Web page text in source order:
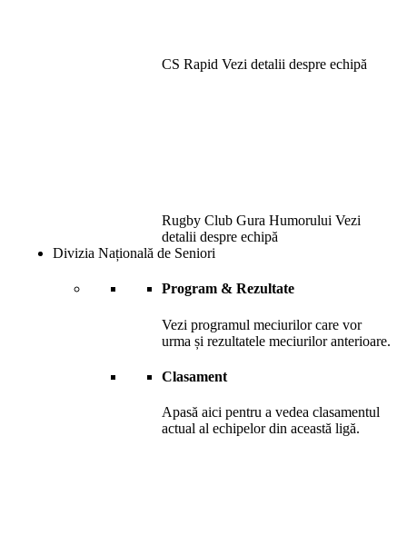
CS Rapid Vezi detalii despre echipă
Rugby Club Gura Humorului Vezi
detalii despre echipă
Divizia Națională de Seniori
Program & Rezultate
Vezi programul meciurilor care vor
urma și rezultatele meciurilor anterioare.
Clasament
Apasă aici pentru a vedea clasamentul
actual al echipelor din această ligă.